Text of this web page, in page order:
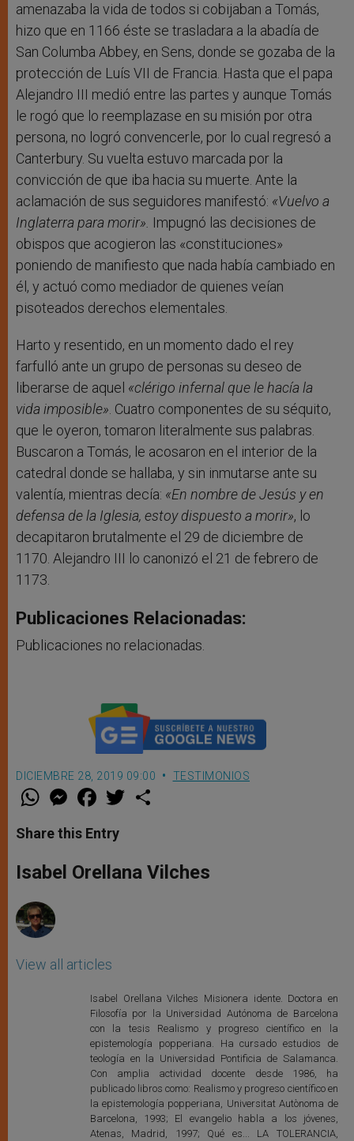
amenazaba la vida de todos si cobijaban a Tomás,
hizo que en 1166 éste se trasladara a la abadía de
San Columba Abbey, en Sens, donde se gozaba de la
protección de Luís VII de Francia. Hasta que el papa
Alejandro III medió entre las partes y aunque Tomás
le rogó que lo reemplazase en su misión por otra
persona, no logró convencerle, por lo cual regresó a
Canterbury. Su vuelta estuvo marcada por la
convicción de que iba hacia su muerte. Ante la
aclamación de sus seguidores manifestó: «Vuelvo a
Inglaterra para morir». Impugnó las decisiones de
obispos que acogieron las «constituciones»
poniendo de manifiesto que nada había cambiado en
él, y actuó como mediador de quienes veían
pisoteados derechos elementales.
Harto y resentido, en un momento dado el rey
farfulló ante un grupo de personas su deseo de
liberarse de aquel «clérigo infernal que le hacía la
vida imposible». Cuatro componentes de su séquito,
que le oyeron, tomaron literalmente sus palabras.
Buscaron a Tomás, le acosaron en el interior de la
catedral donde se hallaba, y sin inmutarse ante su
valentía, mientras decía: «En nombre de Jesús y en
defensa de la Iglesia, estoy dispuesto a morir», lo
decapitaron brutalmente el 29 de diciembre de
1170. Alejandro III lo canonizó el 21 de febrero de
1173.
Publicaciones Relacionadas:
Publicaciones no relacionadas.
DICIEMBRE 28, 2019 09:00 TESTIMONIOS
W
t
s
p
p
M
e
s
e
g
e
F
a
e
b
o
k
w
r
Share this Entry
Isabel Orellana Vilches
View all articles
Isabel Orellana Vilches Misionera idente. Doctora en
Filosofía por la Universidad Autónoma de Barcelona
con la tesis Realismo y progreso científico en la
epistemología popperiana. Ha cursado estudios de
teología en la Universidad Pontificia de Salamanca.
Con amplia actividad docente desde 1986, ha
publicado libros como: Realismo y progreso científico en
la epistemología popperiana, Universitat Autònoma de
Barcelona, 1993; El evangelio habla a los jóvenes,
Atenas, Madrid, 1997; Qué es... LA TOLERANCIA,